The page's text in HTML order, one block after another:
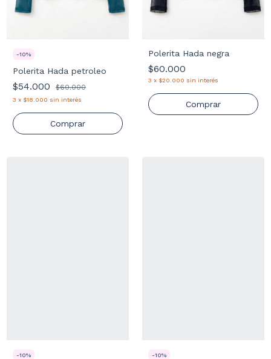
-10%
Polerita Hada petroleo
$54.000 $60.000
3 x $18.000 sin interés
Comprar
Polerita Hada negra
$60.000
3 x $20.000 sin interés
Comprar
-10% -10%